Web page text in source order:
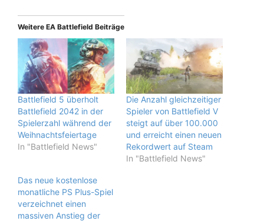
Weitere EA Battlefield Beiträge
Battlefield 5 überholt
Battlefield 2042 in der
Spielerzahl während der
Weihnachtsfeiertage
In "Battlefield News"
Die Anzahl gleichzeitiger
Spieler von Battlefield V
steigt auf über 100.000
und erreicht einen neuen
Rekordwert auf Steam
In "Battlefield News"
Das neue kostenlose
monatliche PS Plus-Spiel
verzeichnet einen
massiven Anstieg der